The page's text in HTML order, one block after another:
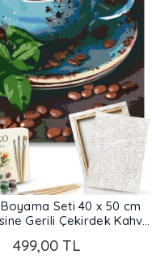
Seti 40 x 50 cm
Gerili Çekirdek Kahve
499,00 TL